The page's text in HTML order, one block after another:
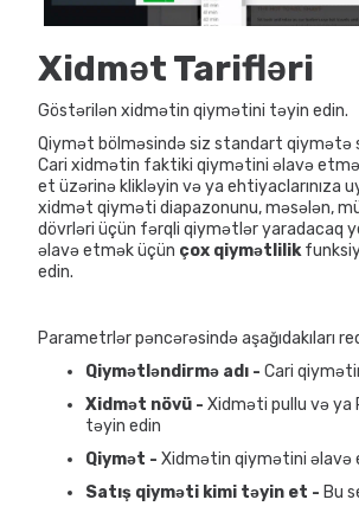
Xidmət Tarifləri
Göstərilən xidmətin qiymətini təyin edin.
Qiymət bölməsində siz standart qiymətə
Cari xidmətin faktiki qiymətini əlavə
et üzərinə klikləyin və ya ehtiyaclarınıza
xidmət qiyməti diapazonunu, məsələn,
dövrləri üçün fərqli qiymətlər yaradacaq
əlavə etmək üçün çox qiymətlilik
edin.
Parametrlər pəncərəsində aşağıdakıları
Qiymətləndirmə adı - Cari
Xidmət növü - Xidməti pullu və ya
təyin edin
Qiymət - Xidmətin qiymətini əlavə
Satış qiyməti kimi təyin et - Bu